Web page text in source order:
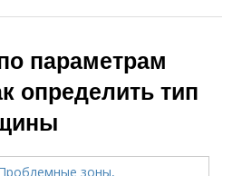
параметрам
определить тип